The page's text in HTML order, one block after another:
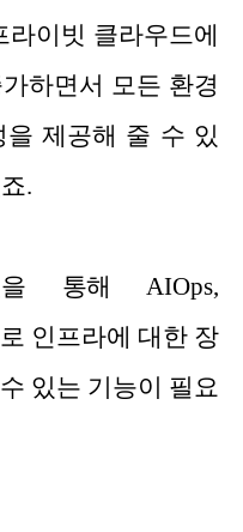
이빗 클라우드에
하면서 모든 환경
제공해 줄 수 있
.
통해 AIOps,
인프라에 대한 장
있는 기능이 필요